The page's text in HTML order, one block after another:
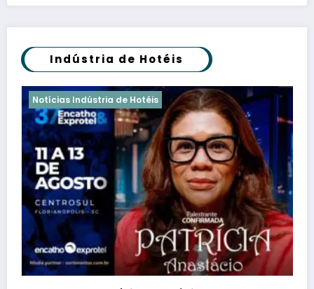
Indústria de Hotéis
Notícias Indústria de Hotéis